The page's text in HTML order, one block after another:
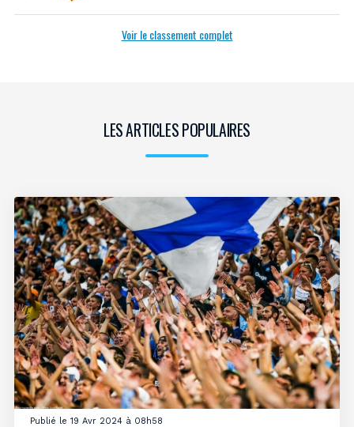
Voir le classement complet
LES ARTICLES POPULAIRES
Publié le 19 Avr 2024 à 08h58